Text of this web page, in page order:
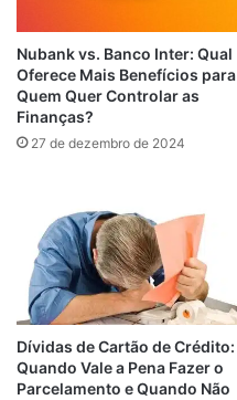
Nubank vs. Banco Inter: Qual
Oferece Mais Benefícios para
Quem Quer Controlar as
Finanças?
27 de dezembro de 2024
Dívidas de Cartão de Crédito:
Quando Vale a Pena Fazer o
Parcelamento e Quando Não